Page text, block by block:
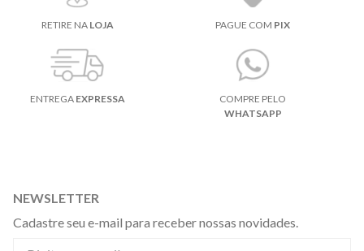
RETIRE NA LOJA PAGUE COM PIX
ENTREGA EXPRESSA
COMPRE PELO
WHATSAPP
NEWSLETTER
Cadastre seu e-mail para receber nossas novidades.